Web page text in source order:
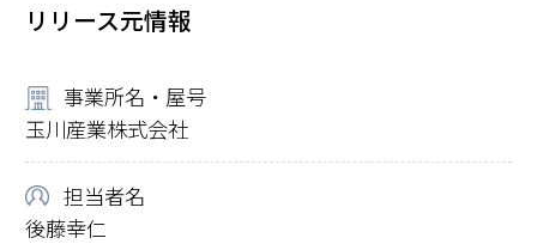
リリース元情報
事業所名・屋号
玉川産業株式会社
担当者名
後藤幸仁